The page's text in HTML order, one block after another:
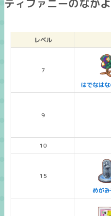
ティファニーのなか
レベル
7
はでなは
9
10
15
めが